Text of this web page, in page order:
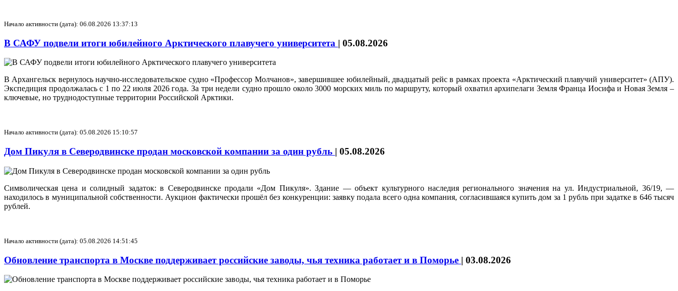
Начало активности (дата): 06.08.2026 13:37:13
В САФУ подвели итоги юбилейного Арктического плавучего университета | 05.08.2026
В Архангельск вернулось научно-исследовательское судно «Профессор Молчанов», завершившее юбилейный, двадцатый рейс в рамках проекта «Арктический плавучий университет» (АПУ).
Экспедиция продолжалась с 1 по 22 июля 2026 года. За три недели судно прошло около 3000 морских миль по маршруту, который охватил архипелаги Земля Франца Иосифа и Новая Земля –
ключевые, но труднодоступные территории Российской Арктики.
Начало активности (дата): 05.08.2026 15:10:57
Дом Пикуля в Северодвинске продан московской компании за один рубль | 05.08.2026
Символическая цена и солидный задаток: в Северодвинске продали «Дом Пикуля». Здание — объект культурного наследия регионального значения на ул. Индустриальной, 36/19, —
находилось в муниципальной собственности. Аукцион фактически прошёл без конкуренции: заявку подала всего одна компания, согласившаяся купить дом за 1 рубль при задатке в 646 тысяч
рублей.
Начало активности (дата): 05.08.2026 14:51:45
Обновление транспорта в Москве поддерживает российские заводы, чья техника работает и в Поморье | 03.08.2026